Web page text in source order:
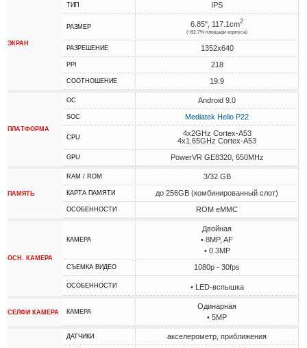
ЭКРАН
ТИП IPS
РАЗМЕР 6.85", 117.1cm2
(~82.7% площади корпуса)
РАЗРЕШЕНИЕ 1352x640
PPI 218
СООТНОШЕНИЕ 19:9
ПЛАТФОРМА
ОС Android 9.0
SOC Mediatek Helio P22
CPU
4x2GHz Cortex-A53
4x1.65GHz Cortex-A53
GPU PowerVR GE8320, 650MHz
ПАМЯТЬ
RAM / ROM 3/32 GB
КАРТА ПАМЯТИ до 256GB (комбинированный слот)
ОСОБЕННОСТИ ROM eMMC
ОСН. КАМЕРА
КАМЕРА
Двойная
• 8MP, AF
• 0.3MP
СЪЕМКА ВИДЕО 1080p - 30fps
ОСОБЕННОСТИ • LED-вспышка
СЕЛФИ КАМЕРА КАМЕРА
Одинарная
• 5MP
ДАТЧИКИ акселерометр, приближения